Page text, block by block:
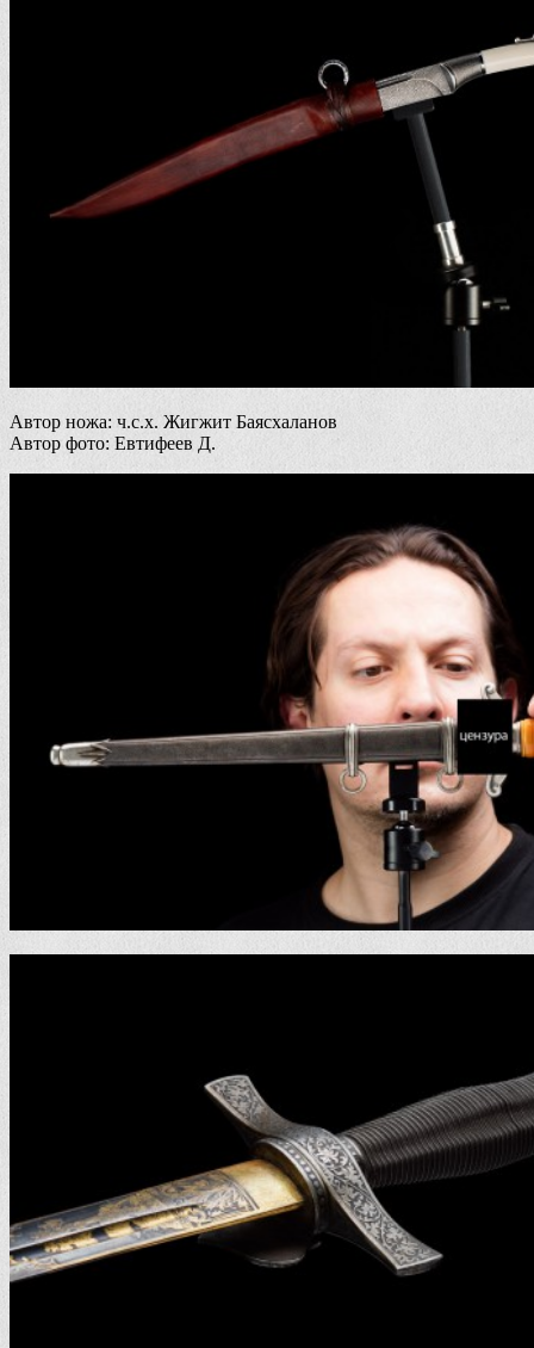
Автор ножа: ч.с.х. Жигжит Баясхаланов
Автор фото: Евтифеев Д.